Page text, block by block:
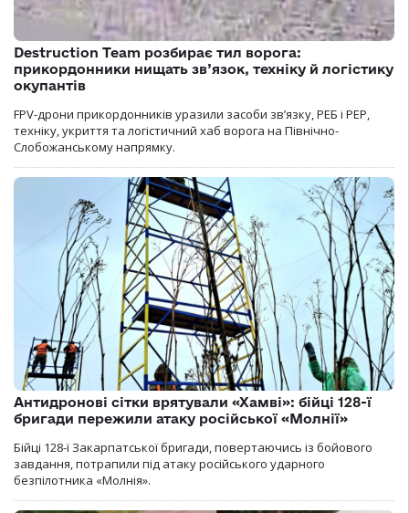
Destruction Team розбирає тил ворога:
прикордонники нищать зв’язок, техніку й логістику
окупантів
FPV-дрони прикордонників уразили засоби зв’язку, РЕБ і РЕР,
техніку, укриття та логістичний хаб ворога на Північно-
Слобожанському напрямку.
Антидронові сітки врятували «Хамві»: бійці 128-ї
бригади пережили атаку російської «Молнії»
Бійці 128-ї Закарпатської бригади, повертаючись із бойового
завдання, потрапили під атаку російського ударного
безпілотника «Молнія».